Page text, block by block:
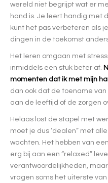
wereld niet begrijpt wat er
hand is. Je leert handig met
kunt het pas verbeteren als
dingen in de toekomst
Het leren omgaan met
inmiddels een stuk beter af.
momenten dat ik met mijn
dan ook dat de toename
aan de leeftijd of de zorgen
Helaas lost de stapel met
moet je dus ‘dealen” met
wachten. Het hebben van
erg bij aan een “relaxed”
verantwoordelijkheden,
vragen soms het uiterste